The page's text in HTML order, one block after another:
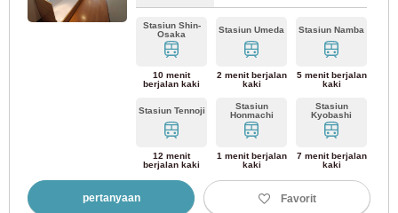
Stasiun Shin-
Osaka
10 menit
berjalan kaki
Stasiun Umeda
2 menit berjalan
kaki
Stasiun Namba
5 menit berjalan
kaki
Stasiun Tennoji
12 menit
berjalan kaki
Stasiun
Honmachi
1 menit berjalan
kaki
Stasiun
Kyobashi
7 menit berjalan
kaki
pertanyaan Favorit
Jalur Tokyu Meguro
Jalur Tokyu Shin-Yokohama
(165)